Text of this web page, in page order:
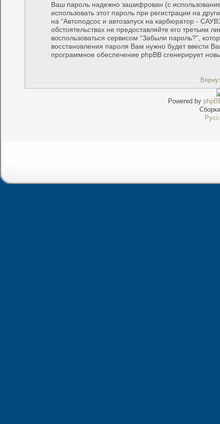
Ваш пароль надежно зашифрован (с
использовать этот пароль при регистрации на
на “Автоподсос и автозапуск на карбюратор -
обстоятельствах не предоставляйте его третьим
воспользоваться сервисом “Забыли пароль?”,
восстановления пароля Вам нужно будет ввести
программное обеспечение phpBB сгенерирует
Powered by